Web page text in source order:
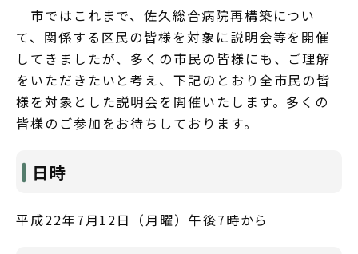
市ではこれまで、佐久総合病院再構築につい
て、関係する区民の皆様を対象に説明会等を開催
してきましたが、多くの市民の皆様にも、ご理解
をいただきたいと考え、下記のとおり全市民の皆
様を対象とした説明会を開催いたします。多くの
皆様のご参加をお待ちしております。
日時
平成22年7月12日（月曜）午後7時から